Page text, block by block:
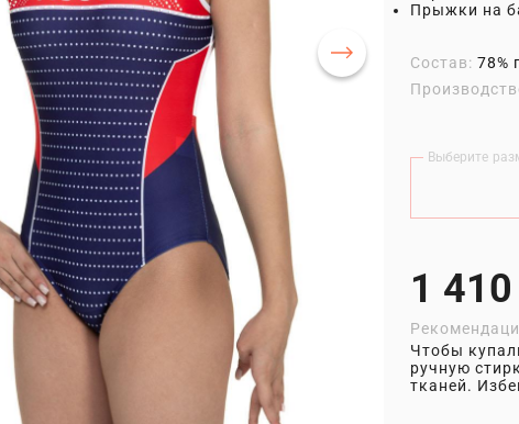
Прыжки на
Состав: 78%
Выберите
1
Чтобы
ручную
тканей.